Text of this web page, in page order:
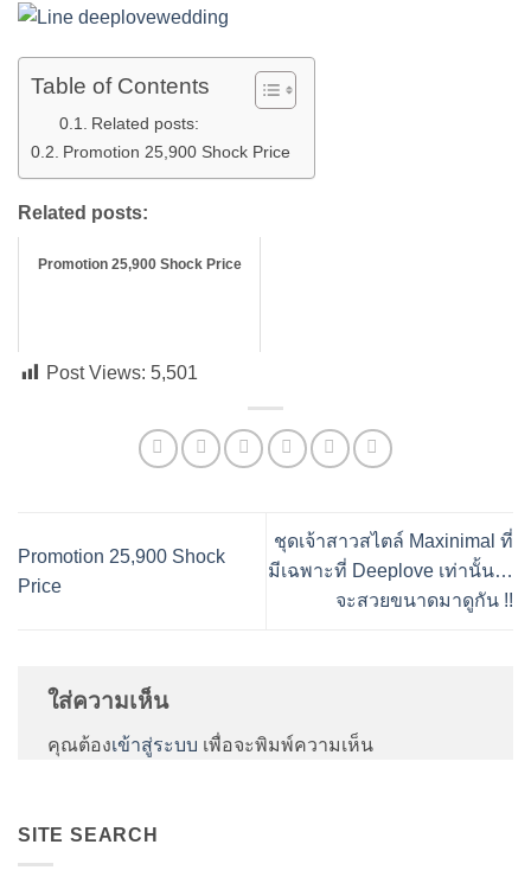
Table of Contents
Related posts:
Promotion 25,900 Shock Price
Related posts:
Promotion 25,900 Shock Price
Post Views: 5,501
Promotion 25,900 Shock
Price
ชุดเจ้าสาวสไตล์ Maxinimal ที่
มีเฉพาะที่ Deeplove เท่านั้น…
จะสวยขนาดมาดูกัน !!
ใส่ความเห็น
คุณต้องเข้าสู่ระบบ เพื่อจะพิมพ์ความเห็น
SITE SEARCH